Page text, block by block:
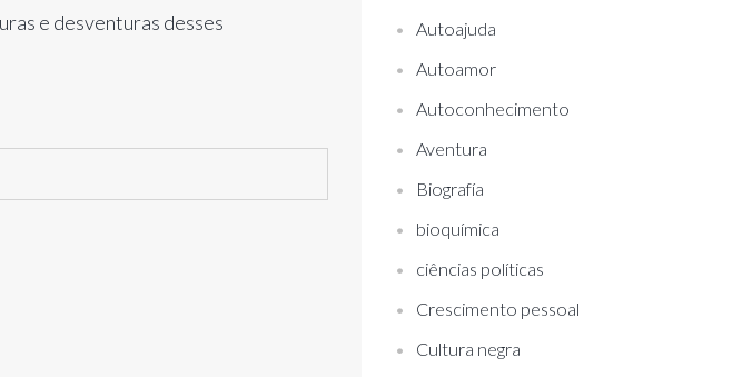
e desventuras desses
Autoajuda
Autoamor
Autoconhecimento
Aventura
Biografía
bioquímica
ciências políticas
Crescimento pessoal
Cultura negra